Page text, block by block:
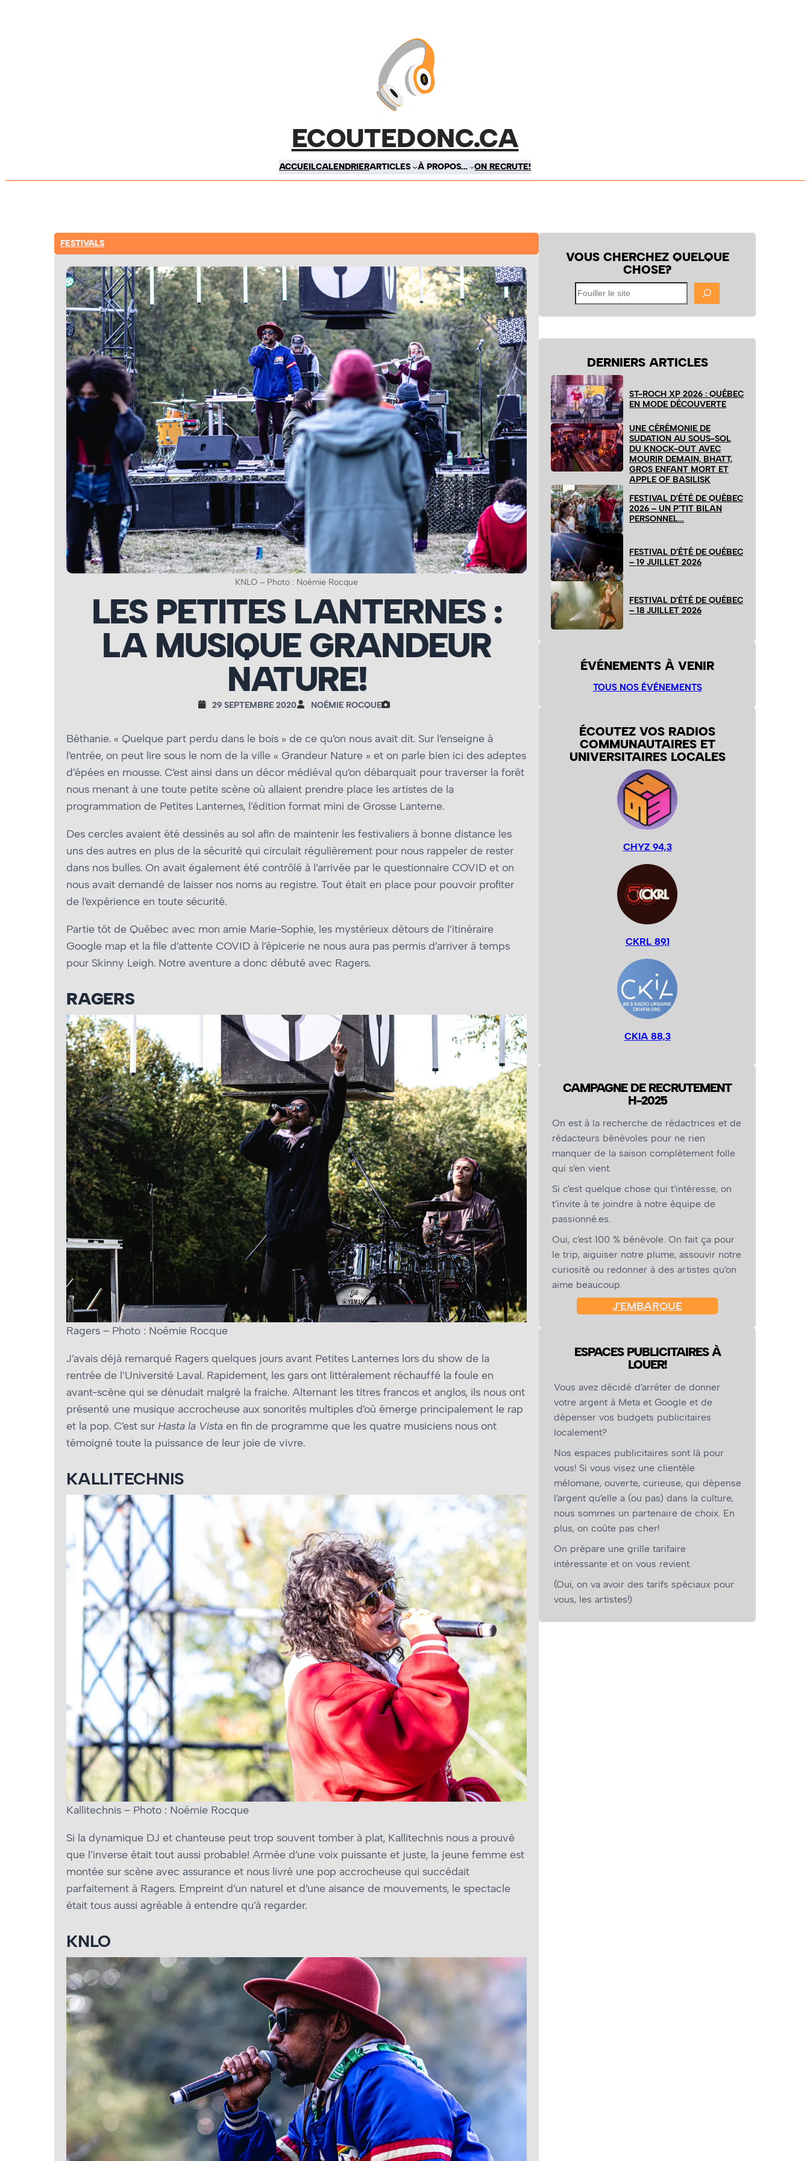
ECOUTEDONC.CA
ACCUEILCALENDRIERARTICLES À PROPOS… ON RECRUTE!
FESTIVALS
KNLO – Photo : Noémie Rocque
LES PETITES LANTERNES :
LA MUSIQUE GRANDEUR
NATURE!
29 SEPTEMBRE 2020 NOÉMIE ROCQUE
Béthanie. « Quelque part perdu dans le bois » de ce qu’on nous avait dit. Sur l’enseigne à
l’entrée, on peut lire sous le nom de la ville « Grandeur Nature » et on parle bien ici des adeptes
d’épées en mousse. C’est ainsi dans un décor médiéval qu’on débarquait pour traverser la forêt
nous menant à une toute petite scène où allaient prendre place les artistes de la
programmation de Petites Lanternes, l’édition format mini de Grosse Lanterne.
Des cercles avaient été dessinés au sol afin de maintenir les festivaliers à bonne distance les
uns des autres en plus de la sécurité qui circulait régulièrement pour nous rappeler de rester
dans nos bulles. On avait également été contrôlé à l’arrivée par le questionnaire COVID et on
nous avait demandé de laisser nos noms au registre. Tout était en place pour pouvoir profiter
de l’expérience en toute sécurité.
Partie tôt de Québec avec mon amie Marie-Sophie, les mystérieux détours de l’itinéraire
Google map et la file d’attente COVID à l’épicerie ne nous aura pas permis d’arriver à temps
pour Skinny Leigh. Notre aventure a donc débuté avec Ragers.
RAGERS
Ragers – Photo : Noémie Rocque
J’avais déjà remarqué Ragers quelques jours avant Petites Lanternes lors du show de la
rentrée de l’Université Laval. Rapidement, les gars ont littéralement réchauffé la foule en
avant-scène qui se dénudait malgré la fraiche. Alternant les titres francos et anglos, ils nous ont
présenté une musique accrocheuse aux sonorités multiples d’où émerge principalement le rap
et la pop. C’est sur Hasta la Vista en fin de programme que les quatre musiciens nous ont
témoigné toute la puissance de leur joie de vivre.
KALLITECHNIS
Kallitechnis – Photo : Noémie Rocque
Si la dynamique DJ et chanteuse peut trop souvent tomber à plat, Kallitechnis nous a prouvé
que l’inverse était tout aussi probable! Armée d’une voix puissante et juste, la jeune femme est
montée sur scène avec assurance et nous livré une pop accrocheuse qui succédait
parfaitement à Ragers. Empreint d’un naturel et d’une aisance de mouvements, le spectacle
était tous aussi agréable à entendre qu’à regarder.
KNLO
VOUS CHERCHEZ QUELQUE
CHOSE?
Fouiller
le
site
DERNIERS ARTICLES
ST-ROCH XP 2026 : QUÉBEC
EN MODE DÉCOUVERTE
UNE CÉRÉMONIE DE
SUDATION AU SOUS-SOL
DU KNOCK-OUT AVEC
MOURIR DEMAIN, BHATT,
GROS ENFANT MORT ET
APPLE OF BASILISK
FESTIVAL D’ÉTÉ DE QUÉBEC
2026 – UN P’TIT BILAN
PERSONNEL…
FESTIVAL D’ÉTÉ DE QUÉBEC
– 19 JUILLET 2026
FESTIVAL D’ÉTÉ DE QUÉBEC
– 18 JUILLET 2026
ÉVÉNEMENTS À VENIR
TOUS NOS ÉVÉNEMENTS
ÉCOUTEZ VOS RADIOS
COMMUNAUTAIRES ET
UNIVERSITAIRES LOCALES
CHYZ 94,3
CKRL 89,1
CKIA 88,3
CAMPAGNE DE RECRUTEMENT
H-2025
On est à la recherche de rédactrices et de
rédacteurs bénévoles pour ne rien
manquer de la saison complètement folle
qui s’en vient.
Si c’est quelque chose qui t’intéresse, on
t’invite à te joindre à notre équipe de
passionné.es.
Oui, c’est 100 % bénévole. On fait ça pour
le trip, aiguiser notre plume, assouvir notre
curiosité ou redonner à des artistes qu’on
aime beaucoup.
J’EMBARQUE
ESPACES PUBLICITAIRES À
LOUER!
Vous avez décidé d’arrêter de donner
votre argent à Meta et Google et de
dépenser vos budgets publicitaires
localement?
Nos espaces publicitaires sont là pour
vous! Si vous visez une clientèle
mélomane, ouverte, curieuse, qui dépense
l’argent qu’elle a (ou pas) dans la culture,
nous sommes un partenaire de choix. En
plus, on coûte pas cher!
On prépare une grille tarifaire
intéressante et on vous revient.
(Oui, on va avoir des tarifs spéciaux pour
vous, les artistes!)